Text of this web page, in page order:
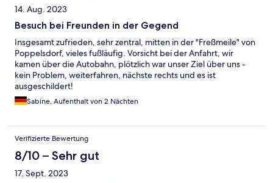
14. Aug. 2023
Besuch bei Freunden in der Gegend
Insgesamt zufrieden, sehr zentral, mitten in der "Freßmeile" von
Poppelsdorf, vieles fußläufig. Vorsicht bei der Anfahrt, wir
kamen über die Autobahn, plötzlich war unser Ziel über uns -
kein Problem, weiterfahren, nächste rechts und es ist
ausgeschildert!
Sabine, Aufenthalt von 2 Nächten
Verifizierte Bewertung
8/10 – Sehr gut
17. Sept. 2023